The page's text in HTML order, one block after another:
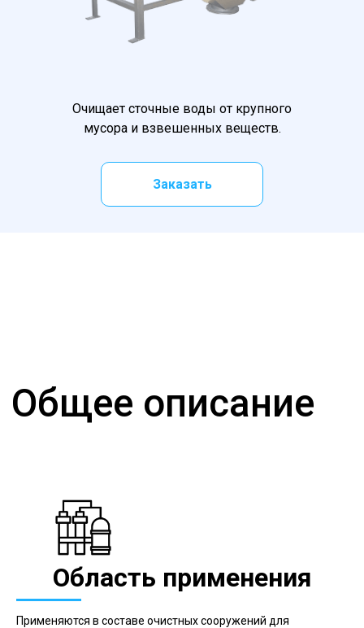
Очищает сточные воды от крупного
мусора и взвешенных веществ.
Заказать
Общее описание
Область применения
Применяются в составе очистных сооружений для